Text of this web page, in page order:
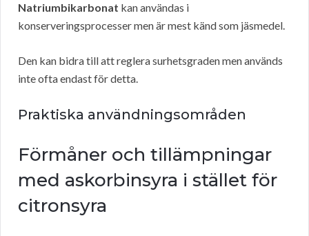
Natriumbikarbonat kan användas i
konserveringsprocesser men är mest känd som jäsmedel.
Den kan bidra till att reglera surhetsgraden men används
inte ofta endast för detta.
Praktiska användningsområden
Förmåner och tillämpningar
med askorbinsyra i stället för
citronsyra